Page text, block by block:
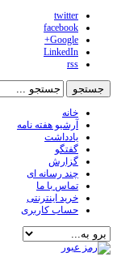
twitter
facebook
Google+
LinkedIn
rss
خانه
آرشیو هفته نامه
یادداشت
گفتگو
گزارش
چند رسانه ای
تماس با ما
خرید اینترنتی
حساب کاربری